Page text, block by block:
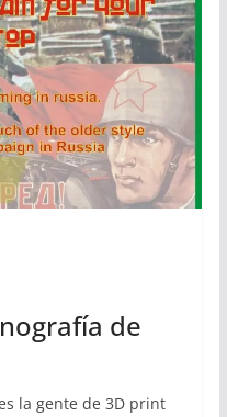
de
la gente de 3D print